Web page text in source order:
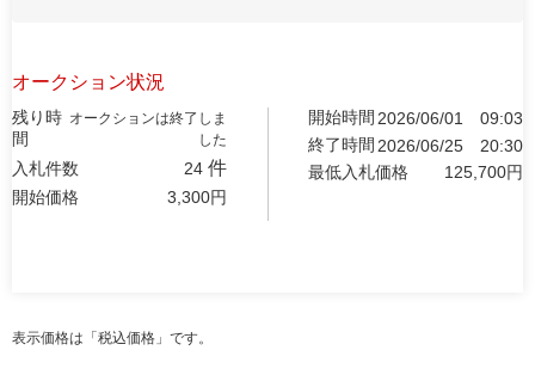
オークション状況
残り時
間
オークションは終了しま
した
入札件数 24 件
開始価格 3,300円
開始時間 2026/06/01
09:03
終了時間 2026/06/25
20:30
最低入札価格
125,700円
表示価格は「税込価格」です。